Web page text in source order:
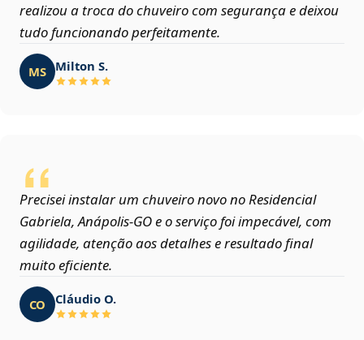
realizou a troca do chuveiro com segurança e deixou
tudo funcionando perfeitamente.
MS Milton S.
Precisei instalar um chuveiro novo no Residencial
Gabriela, Anápolis‑GO e o serviço foi impecável, com
agilidade, atenção aos detalhes e resultado final
muito eficiente.
CO Cláudio O.